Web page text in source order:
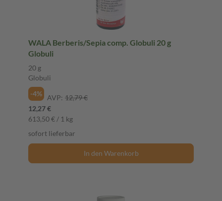
WALA Berberis/Sepia comp. Globuli 20 g
Globuli
20 g
Globuli
-4%
AVP: 12,79 €
12,27 €
613,50 € / 1 kg
sofort lieferbar
In den Warenkorb